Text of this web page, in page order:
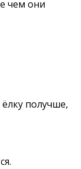
чем они
получше,